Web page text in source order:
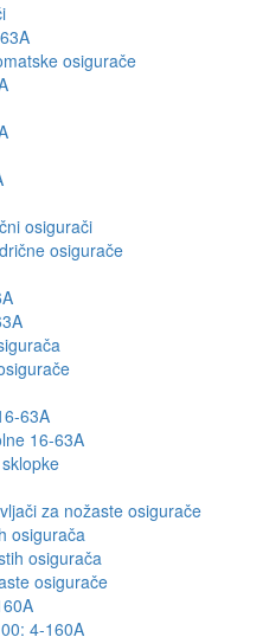
osigurače
osigurači
osigurače
63A
16-63A
za nožaste osigurače
osigurača
osigurača
osigurače
4-160A